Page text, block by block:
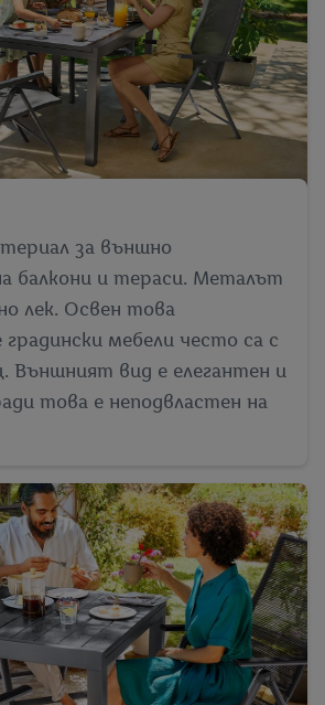
за външно
балкони и тераси. Металът
лек. Освен това
мебели често са с
Външният вид е елегантен и
това е неподвластен на